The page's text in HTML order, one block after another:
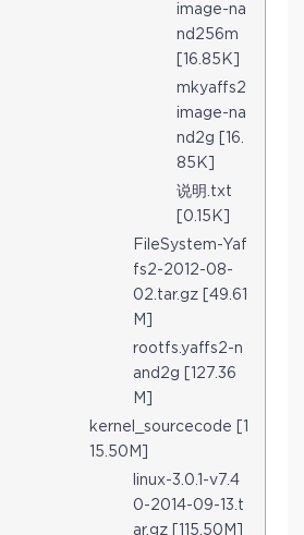
image-na
nd256m
[16.85K]
mkyaffs2
image-na
nd2g [16.
85K]
说明.txt
[0.15K]
FileSystem-Yaf
fs2-2012-08-
02.tar.gz [49.61
M]
rootfs.yaffs2-n
and2g [127.36
M]
kernel_sourcecode [1
15.50M]
linux-3.0.1-v7.4
0-2014-09-13.t
ar.gz [115.50M]